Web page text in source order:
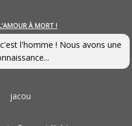
À MORT !
l'homme ! Nous avons une
jacou